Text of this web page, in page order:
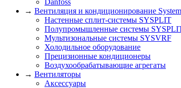
Danfoss
→ Вентиляция и кондиционирование
Настенные сплит-системы SYSPLIT
Полупромышленные системы
Мультизональные системы SYSVRF
Холодильное оборудование
Прецизионные кондиционеры
Воздухообрабатывающие агрегаты
→ Вентиляторы
Аксессуары